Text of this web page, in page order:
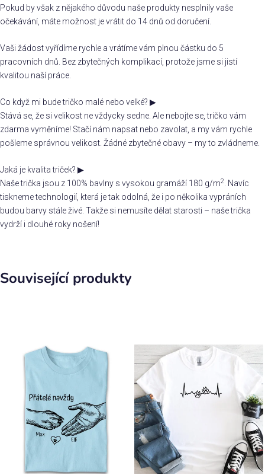
Pokud by však z nějakého důvodu naše produkty nesplnily vaše
očekávání, máte možnost je vrátit do 14 dnů od doručení.
Vaši žádost vyřídíme rychle a vrátíme vám plnou částku do 5
pracovních dnů. Bez zbytečných komplikací, protože jsme si jistí
kvalitou naší práce.
Co když mi bude tričko malé nebo velké? ▶
Stává se, že si velikost ne vždycky sedne. Ale nebojte se, tričko vám
zdarma vyměníme! Stačí nám napsat nebo zavolat, a my vám rychle
pošleme správnou velikost. Žádné zbytečné obavy – my to zvládneme.
Jaká je kvalita triček? ▶
Naše trička jsou z 100% bavlny s vysokou gramáží 180 g/m2. Navíc
tiskneme technologií, která je tak odolná, že i po několika vypráních
budou barvy stále živé. Takže si nemusíte dělat starosti – naše trička
vydrží i dlouhé roky nošení!
Související produkty